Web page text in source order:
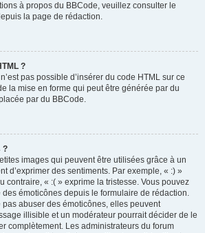
à propos du BBCode, veuillez consulter le
la page de rédaction.
?
pas possible d’insérer du code HTML sur ce
la mise en forme qui peut être générée par du
par du BBCode.
?
images qui peuvent être utilisées grâce à un
d’exprimer des sentiments. Par exemple, « :) »
contraire, « :( » exprime la tristesse. Vous pouvez
émoticônes depuis le formulaire de rédaction.
pas abuser des émoticônes, elles peuvent
illisible et un modérateur pourrait décider de le
complètement. Les administrateurs du forum